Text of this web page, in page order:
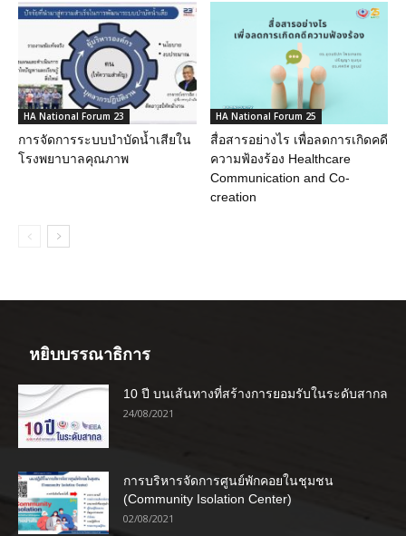
HA National Forum 23
การจัดการระบบบำบัดน้ำเสียใน
โรงพยาบาลคุณภาพ
HA National Forum 25
สื่อสารอย่างไร เพื่อลดการเกิดคดี
ความฟ้องร้อง Healthcare
Communication and Co-
creation
หยิบบรรณาธิการ
10 ปี บนเส้นทางที่สร้างการยอมรับในระดับสากล
24/08/2021
การบริหารจัดการศูนย์พักคอยในชุมชน
(Community Isolation Center)
02/08/2021